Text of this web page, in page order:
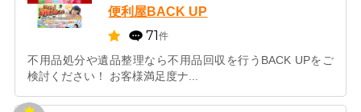
便利屋BACK UP
71件
不用品処分や遺品整理なら不用品回収を行うBACK UPをご
検討ください！ お客様満足度ナ...